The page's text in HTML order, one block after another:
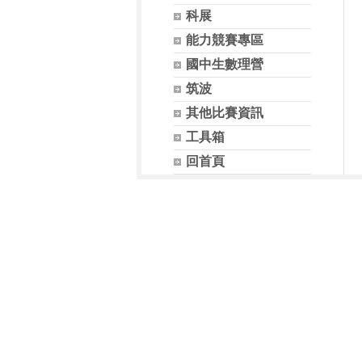
科展
能力競賽專區
國中生數理營
筑波
其他比賽資訊
工具箱
回首頁